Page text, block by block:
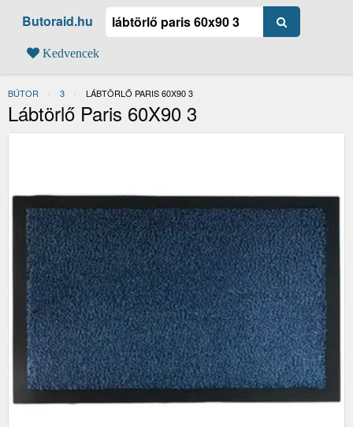
Butoraid.hu
Kedvencek
BÚTOR 3 JELENLEGI:
LÁBTÖRLŐ PARIS 60X90 3
Lábtörlő Paris 60X90 3